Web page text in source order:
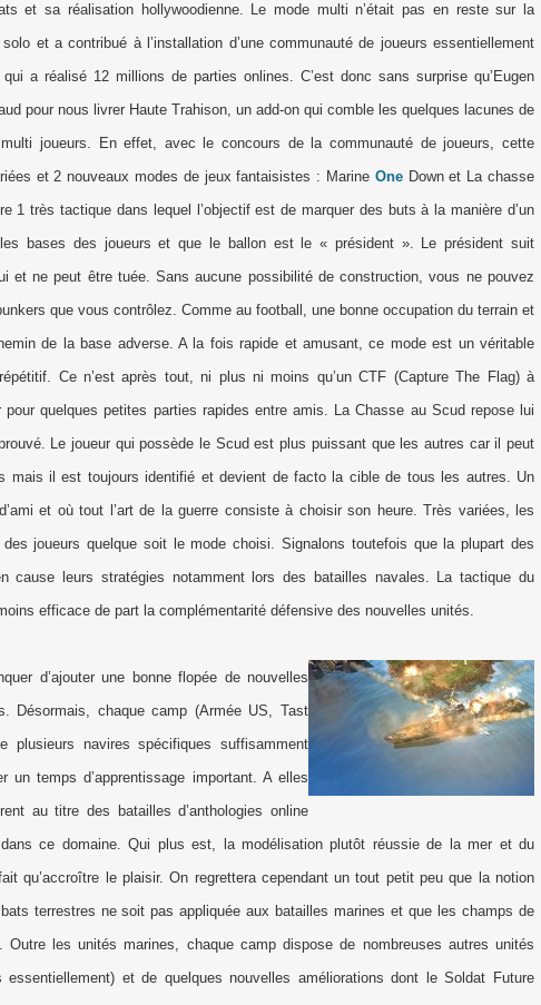
et sa réalisation hollywoodienne. Le mode multi n’était pas en reste sur la
et a contribué à l’installation d’une communauté de joueurs essentiellement
qui a réalisé 12 millions de parties onlines. C’est donc sans surprise qu’Eugen
pour nous livrer Haute Trahison, un add-on qui comble les quelques lacunes de
joueurs. En effet, avec le concours de la communauté de joueurs, cette
et 2 nouveaux modes de jeux fantaisistes : Marine OneDown et La chasse
1 très tactique dans lequel l’objectif est de marquer des buts à la manière d’un
bases des joueurs et que le ballon est le « président ». Le président suit
et ne peut être tuée. Sans aucune possibilité de construction, vous ne pouvez
que vous contrôlez. Comme au football, une bonne occupation du terrain et
de la base adverse. A la fois rapide et amusant, ce mode est un véritable
Ce n’est après tout, ni plus ni moins qu’un CTF (Capture The Flag) à
quelques petites parties rapides entre amis. La Chasse au Scud repose lui
Le joueur qui possède le Scud est plus puissant que les autres car il peut
mais il est toujours identifié et devient de facto la cible de tous les autres. Un
et où tout l’art de la guerre consiste à choisir son heure. Très variées, les
joueurs quelque soit le mode choisi. Signalons toutefois que la plupart des
cause leurs stratégies notamment lors des batailles navales. La tactique du
efficace de part la complémentarité défensive des nouvelles unités.
d’ajouter une bonne flopée de nouvelles
Désormais, chaque camp (Armée US, Tast
navires spécifiques suffisamment
temps d’apprentissage important. A elles
au titre des batailles d’anthologies online
ce domaine. Qui plus est, la modélisation plutôt réussie de la mer et du
qu’accroître le plaisir. On regrettera cependant un tout petit peu que la notion
terrestres ne soit pas appliquée aux batailles marines et que les champs de
les unités marines, chaque camp dispose de nombreuses autres unités
et de quelques nouvelles améliorations dont le Soldat Future